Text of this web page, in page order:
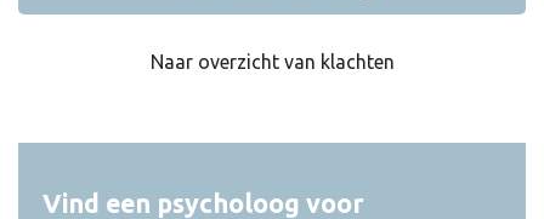
Naar overzicht van klachten
Vind een psycholoog voor